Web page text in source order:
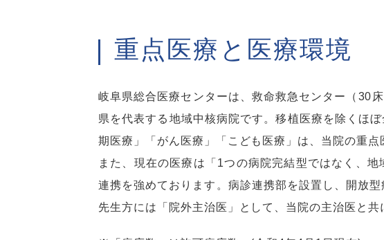
重点医療と医療環境
岐阜県総合医療センターは、救命救急センター（30
県を代表する地域中核病院です。移植医療を除くほ
期医療」「がん医療」「こども医療」は、当院の重
また、現在の医療は「1つの病院完結型ではなく、
連携を強めております。病診連携部を設置し、開放
先生方には「院外主治医」として、当院の主治医と共